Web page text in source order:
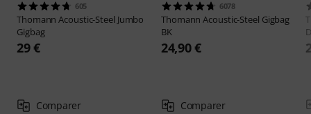
605
ThomannAcoustic-Steel Jumbo
Gigbag
29 €
Comparer
6078
ThomannAcoustic-Steel Gigbag
BK
24,90 €
Comparer